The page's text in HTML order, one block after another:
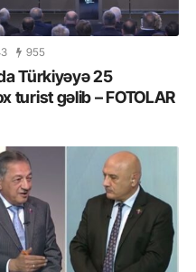
955
Türkiyəyə 25
turist gəlib – FOTOLAR